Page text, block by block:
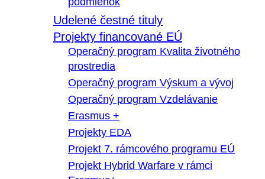
Udelené čestné tituly
Projekty financované EÚ
Operačný program Kvalita životného
prostredia
Operačný program Výskum a vývoj
Operačný program Vzdelávanie
Erasmus +
Projekty EDA
Projekt 7. rámcového programu EÚ
Projekt Hybrid Warfare v rámci